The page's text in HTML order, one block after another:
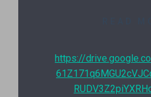
https://